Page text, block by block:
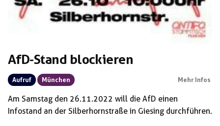
AfD-Stand blockieren
Aufruf München Mehr Infos
Am Samstag den 26.11.2022 will die AfD einen
Infostand an der Silberhornstraße in Giesing durchführen.